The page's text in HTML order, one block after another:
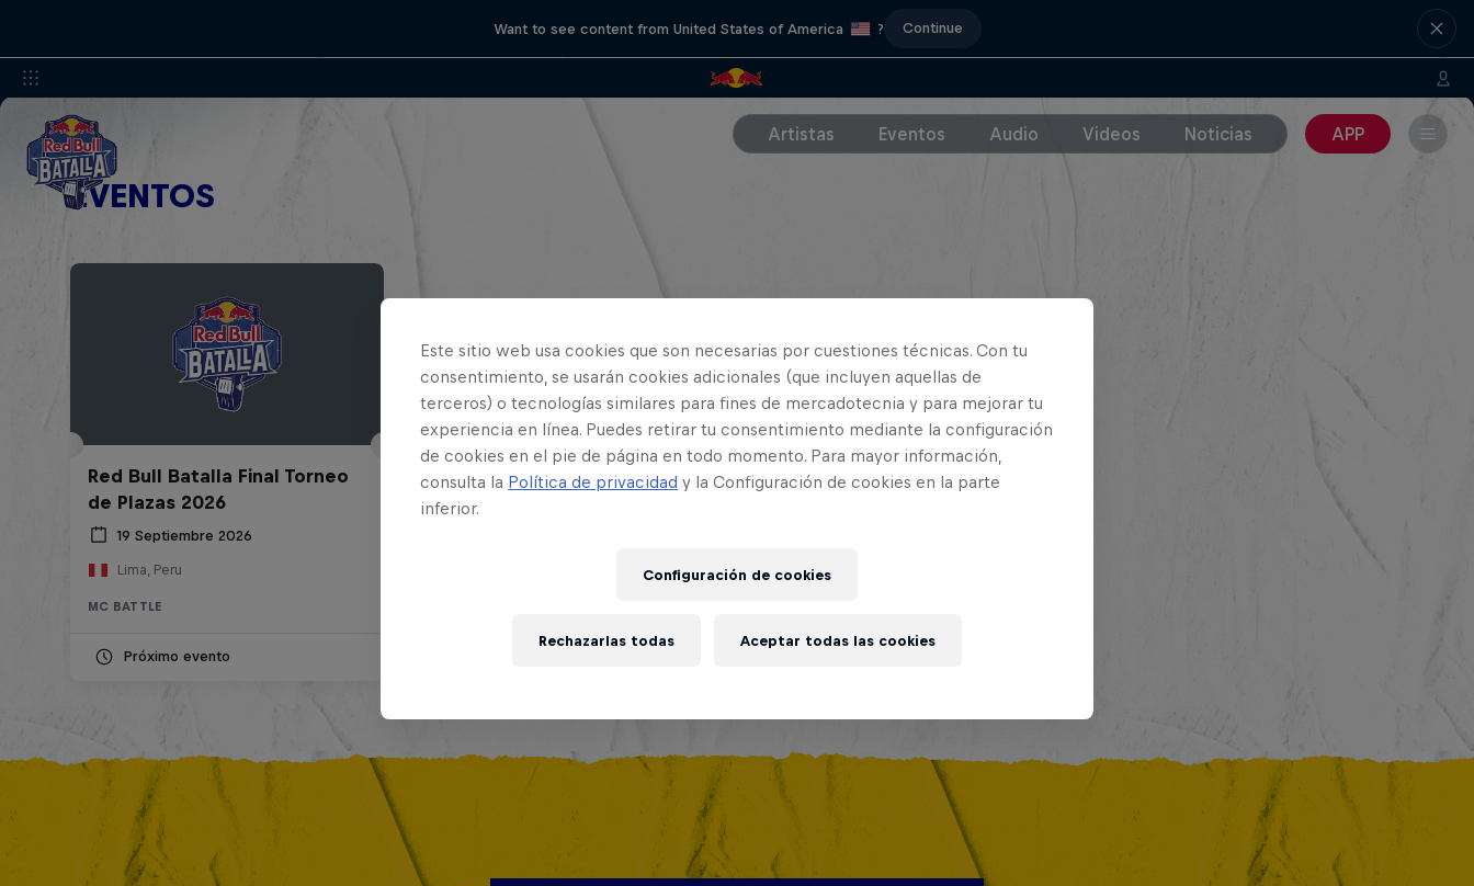
Want to see content from United States of America ? Continue
Artistas Eventos Audio Videos Noticias APP
EVENTOS
Red Bull Batalla Final Torneo
de Plazas 2026
19 Septiembre 2026
Lima, Peru
MC BATTLE
Próximo evento
Este sitio web usa cookies que son necesarias por cuestiones técnicas. Con tu
consentimiento, se usarán cookies adicionales (que incluyen aquellas de
terceros) o tecnologías similares para fines de mercadotecnia y para mejorar tu
experiencia en línea. Puedes retirar tu consentimiento mediante la configuración
de cookies en el pie de página en todo momento. Para mayor información,
consulta la Política de privacidad y la Configuración de cookies en la parte
inferior.
Configuración de cookies
Rechazarlas todas Aceptar todas las cookies